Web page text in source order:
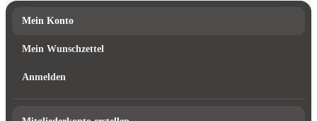
Mein Konto
Mein Wunschzettel
Anmelden